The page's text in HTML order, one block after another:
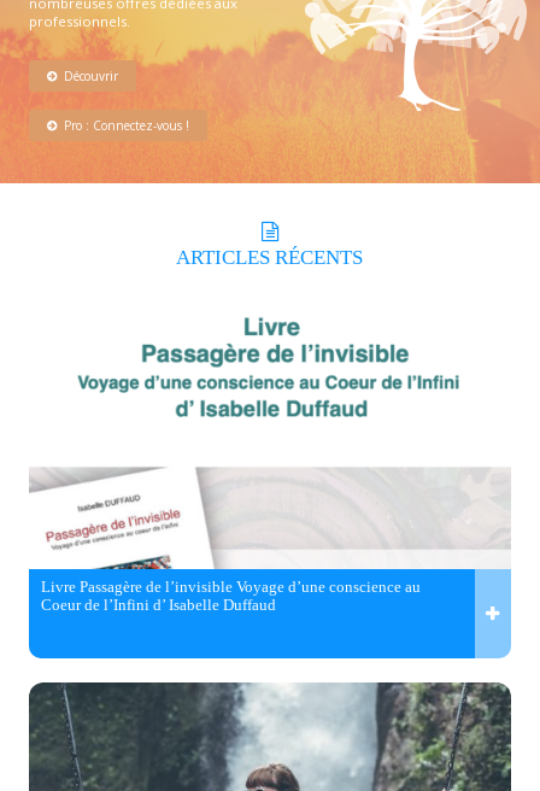
professionnels.
Découvrir
Pro : Connectez-vous !
ARTICLES RÉCENTS
Livre Passagère de l’invisible Voyage d’une conscience au
Coeur de l’Infini d’ Isabelle Duffaud